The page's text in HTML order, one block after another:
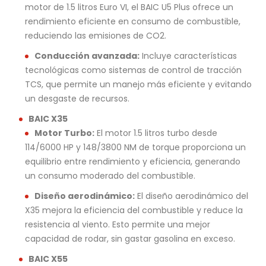
motor de 1.5 litros Euro VI, el BAIC U5 Plus ofrece un
rendimiento eficiente en consumo de combustible,
reduciendo las emisiones de CO2.
Conducción avanzada: Incluye características
tecnológicas como sistemas de control de tracción
TCS, que permite un manejo más eficiente y evitando
un desgaste de recursos.
BAIC X35
Motor Turbo: El motor 1.5 litros turbo desde
114/6000 HP y 148/3800 NM de torque proporciona un
equilibrio entre rendimiento y eficiencia, generando
un consumo moderado del combustible.
Diseño aerodinámico: El diseño aerodinámico del
X35 mejora la eficiencia del combustible y reduce la
resistencia al viento. Esto permite una mejor
capacidad de rodar, sin gastar gasolina en exceso.
BAIC X55